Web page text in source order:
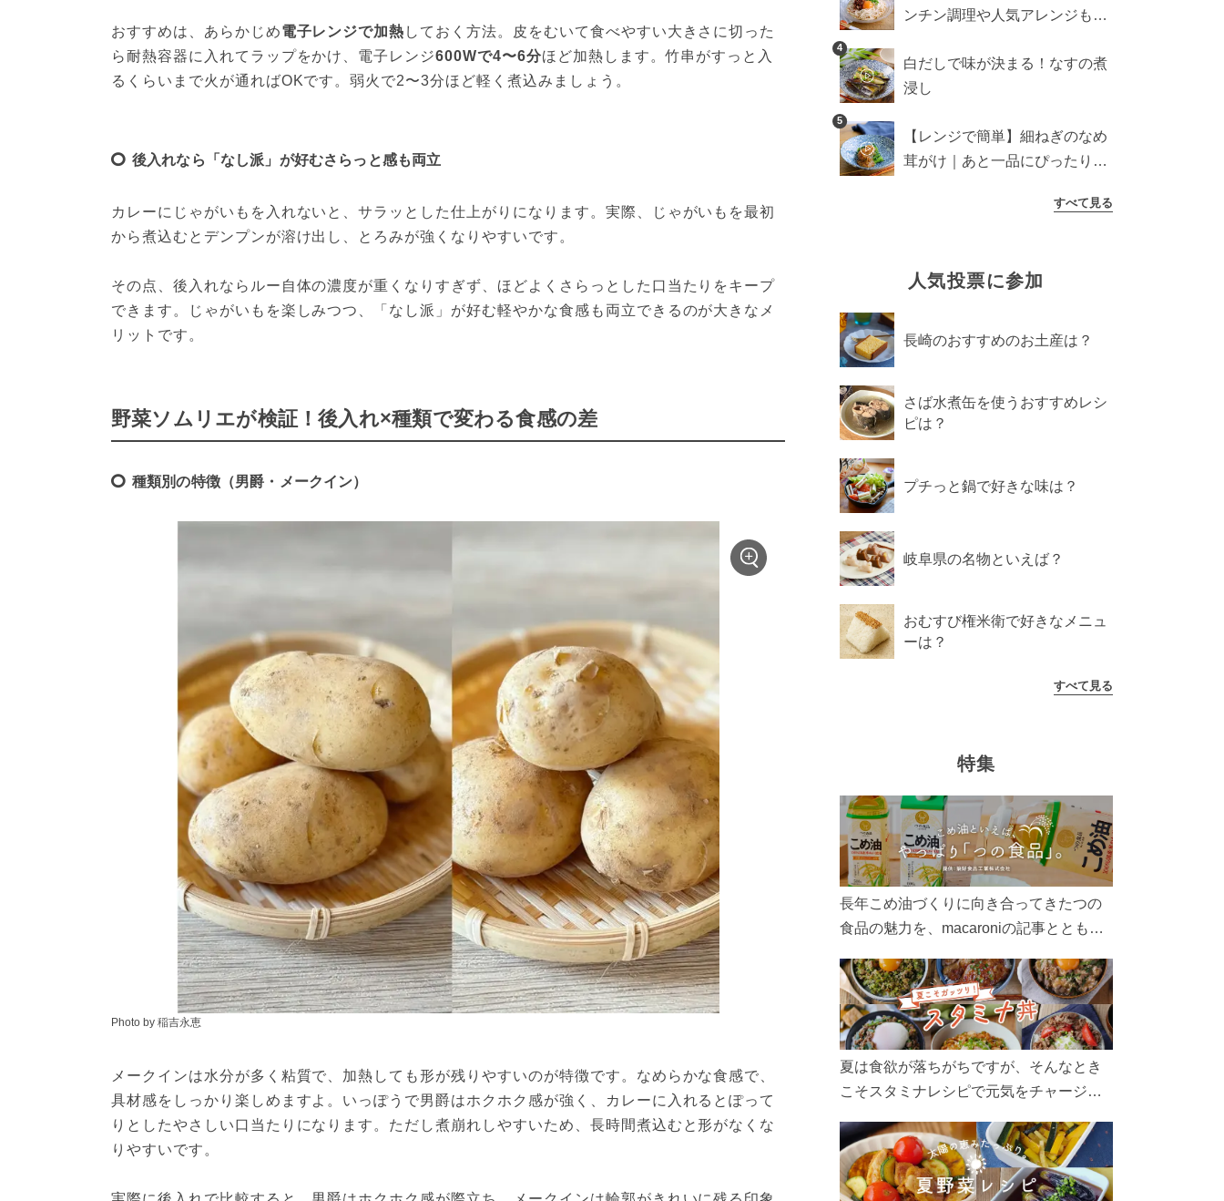
おすすめは、あらかじめ電子レンジで加熱 しておく方法。皮をむいて食べやすい大きさに切った
ら耐熱容器に入れてラップをかけ、電子レンジ600Wで4〜6分ほど加熱します。竹串がすっと入
るくらいまで火が通ればOKです。弱火で2〜3分ほど軽く煮込みましょう。
後入れなら「なし派」が好むさらっと感も両立
カレーにじゃがいもを入れないと、サラッとした仕上がりになります。実際、じゃがいもを最初
から煮込むとデンプンが溶け出し、とろみが強くなりやすいです。
その点、後入れならルー自体の濃度が重くなりすぎず、ほどよくさらっとした口当たりをキープ
できます。じゃがいもを楽しみつつ、「なし派」が好む軽やかな食感も両立できるのが大きなメ
リットです。
野菜ソムリエが検証！後入れ×種類で変わる食感の差
種類別の特徴（男爵・メークイン）
Photo by 稲吉永恵
メークインは水分が多く粘質で、加熱しても形が残りやすいのが特徴です。なめらかな食感で、
具材感をしっかり楽しめますよ。いっぽうで男爵はホクホク感が強く、カレーに入れるとぽって
りとしたやさしい口当たりになります。ただし煮崩れしやすいため、長時間煮込むと形がなくな
りやすいです。
ンチン調理や人気アレンジも紹
4
白だしで味が決まる！なすの煮
浸し
5
【レンジで簡単】細ねぎのなめ
茸がけ｜あと一品にぴったり副
すべて見る
人気投票に参加
長崎のおすすめのお土産は？
さば水煮缶を使うおすすめレシ
ピは？
プチっと鍋で好きな味は？
岐阜県の名物といえば？
おむすび権米衛で好きなメニュ
ーは？
すべて見る
特集
長年こめ油づくりに向き合ってきたつの
食品の魅力を、macaroniの記事とともに
ん、製造現場や品質へのこだわりまで。
こめ油をもっと好きになるコンテンツを
ぜひお楽しみください。
夏は食欲が落ちがちですが、そんなとき
こそスタミナレシピで元気をチャージ！
リ食べて、夏バテを吹き飛ばしましょ
う！